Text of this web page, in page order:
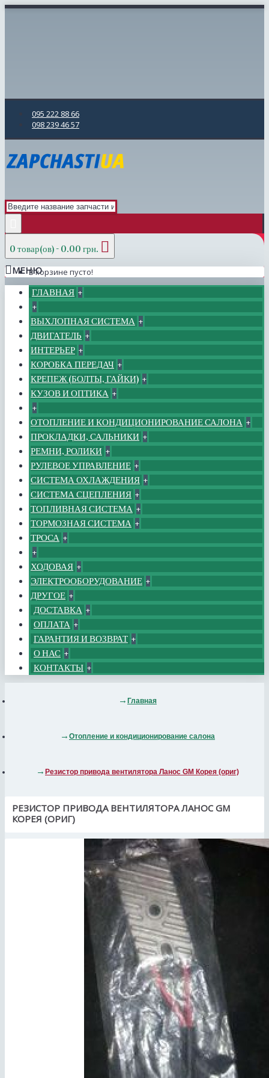
095 222 88 66
098 239 46 57
0 товар(ов) - 0.00 грн.
В корзине пусто!
МЕНЮ
ГЛАВНАЯ +
+
ВЫХЛОПНАЯ СИСТЕМА +
ДВИГАТЕЛЬ +
ИНТЕРЬЕР +
КОРОБКА ПЕРЕДАЧ +
КРЕПЕЖ (БОЛТЫ, ГАЙКИ) +
КУЗОВ И ОПТИКА +
+
ОТОПЛЕНИЕ И КОНДИЦИОНИРОВАНИЕ САЛОНА +
ПРОКЛАДКИ, САЛЬНИКИ +
РЕМНИ, РОЛИКИ +
РУЛЕВОЕ УПРАВЛЕНИЕ +
СИСТЕМА ОХЛАЖДЕНИЯ +
СИСТЕМА СЦЕПЛЕНИЯ +
ТОПЛИВНАЯ СИСТЕМА +
ТОРМОЗНАЯ СИСТЕМА +
ТРОСА +
+
ХОДОВАЯ +
ЭЛЕКТРООБОРУДОВАНИЕ +
ДРУГОЕ +
ДОСТАВКА +
ОПЛАТА +
ГАРАНТИЯ И ВОЗВРАТ +
О НАС +
КОНТАКТЫ +
Главная
Отопление и кондиционирование салона
Резистор привода вентилятора Ланос GM Корея (ориг)
РЕЗИСТОР ПРИВОДА ВЕНТИЛЯТОРА ЛАНОС GM
КОРЕЯ (ОРИГ)